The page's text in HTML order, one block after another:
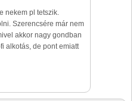
nekem pl tetszik.
Szerencsére már nem
akkor nagy gondban
alkotás, de pont emiatt